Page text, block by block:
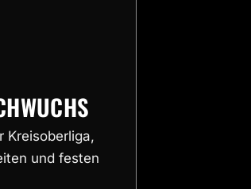
Kreisoberliga,
und festen